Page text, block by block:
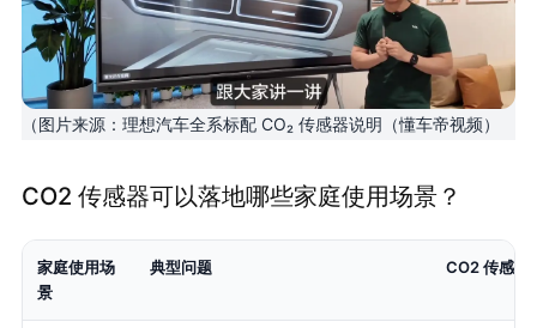
（图片来源：理想汽车全系标配 CO₂ 传感器说明（懂车帝视频）
CO2 传感器可以落地哪些家庭使用场景？
家庭使用场
景
典型问题 CO2 传感器